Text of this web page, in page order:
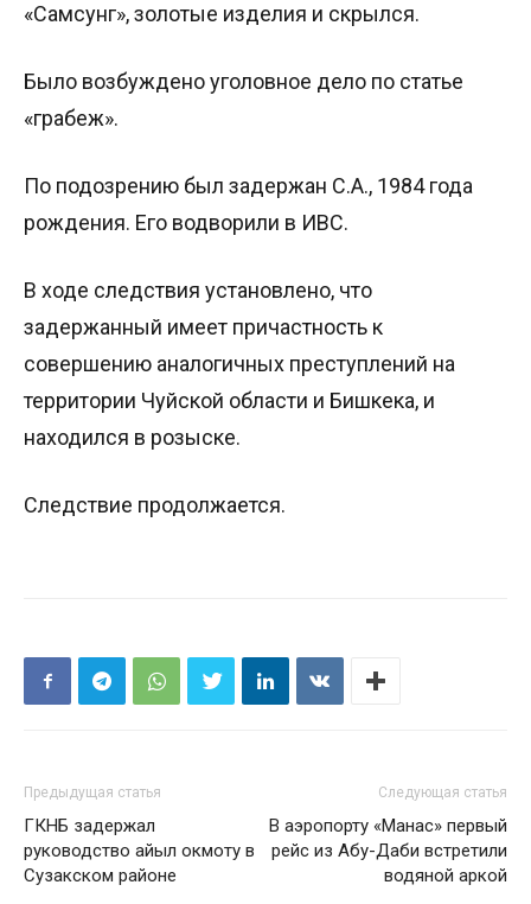
«Самсунг», золотые изделия и скрылся.
Было возбуждено уголовное дело по статье
«грабеж».
По подозрению был задержан С.А., 1984 года
рождения. Его водворили в ИВС.
В ходе следствия установлено, что
задержанный имеет причастность к
совершению аналогичных преступлений на
территории Чуйской области и Бишкека, и
находился в розыске.
Следствие продолжается.
Предыдущая статья
ГКНБ задержал
руководство айыл окмоту в
Сузакском районе
Следующая статья
В аэропорту «Манас» первый
рейс из Абу-Даби встретили
водяной аркой